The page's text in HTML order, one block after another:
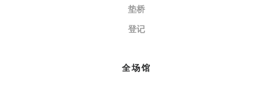
垫桥
登记
全场馆